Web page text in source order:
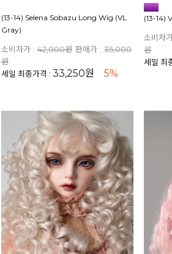
(13-14) Selena Sobazu Long Wig (VL
Gray)
소비자가 : 42,000원 판매가 : 35,000
원
세일 최종가격 : 33,250원 5%
(13-14)
소비자
원
세일 최